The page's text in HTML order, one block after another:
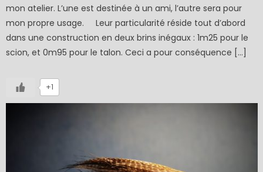
mon atelier. L’une est destinée à un ami, l’autre sera pour
mon propre usage. Leur particularité réside tout d’abord
dans une construction en deux brins inégaux : 1m25 pour le
scion, et 0m95 pour le talon. Ceci a pour conséquence […]
+1